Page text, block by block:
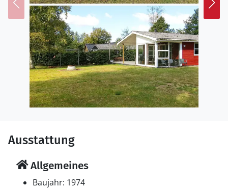
Ausstattung
Allgemeines
Baujahr: 1974